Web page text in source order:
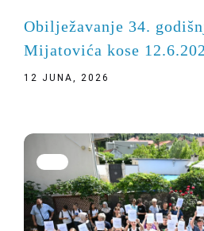
Obilježavanje 34.
Mijatovića kose
12 JUNA, 2026